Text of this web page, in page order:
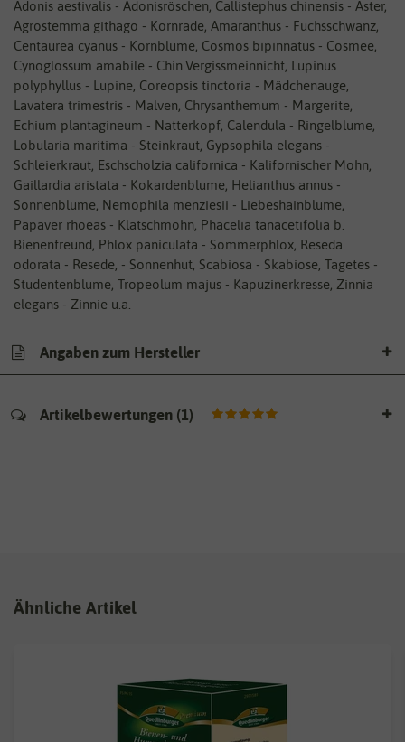
Adonis aestivalis - Adonisröschen, Callistephus chinensis - Aster,
Agrostemma githago - Kornrade, Amaranthus - Fuchsschwanz,
Centaurea cyanus - Kornblume, Cosmos bipinnatus - Cosmee,
Cynoglossum amabile - Chin.Vergissmeinnicht, Lupinus
polyphyllus - Lupine, Coreopsis tinctoria - Mädchenauge,
Lavatera trimestris - Malven, Chrysanthemum - Margerite,
Echium plantagineum - Natterkopf, Calendula - Ringelblume,
Lobularia maritima - Steinkraut, Gypsophila elegans -
Schleierkraut, Eschscholzia californica - Kalifornischer Mohn,
Gaillardia aristata - Kokardenblume, Helianthus annus -
Sonnenblume, Nemophila menziesii - Liebeshainblume,
Papaver rhoeas - Klatschmohn, Phacelia tanacetifolia b.
Bienenfreund, Phlox paniculata - Sommerphlox, Reseda
odorata - Resede, - Sonnenhut, Scabiosa - Skabiose, Tagetes -
Studentenblume, Tropeolum majus - Kapuzinerkresse, Zinnia
elegans - Zinnie u.a.
Angaben zum Hersteller
Artikelbewertungen (1)
Ähnliche Artikel